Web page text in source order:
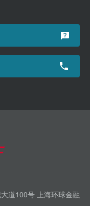
道100号 上海环球金融